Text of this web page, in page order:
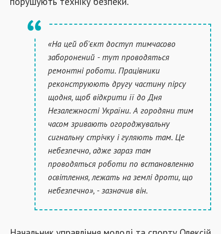
«На цей об'єкт доступ тимчасово
заборонений - тут проводяться
ремонтні роботи. Працівники
реконструюють другу частину пірсу
щодня, щоб відкрити її до Дня
Незалежності України. А городяни тим
часом зривають огороджувальну
сигнальну стрічку і гуляють там. Це
небезпечно, адже зараз там
проводяться роботи по встановленню
освітлення, лежать на землі дроти, що
небезпечно», - зазначив він.